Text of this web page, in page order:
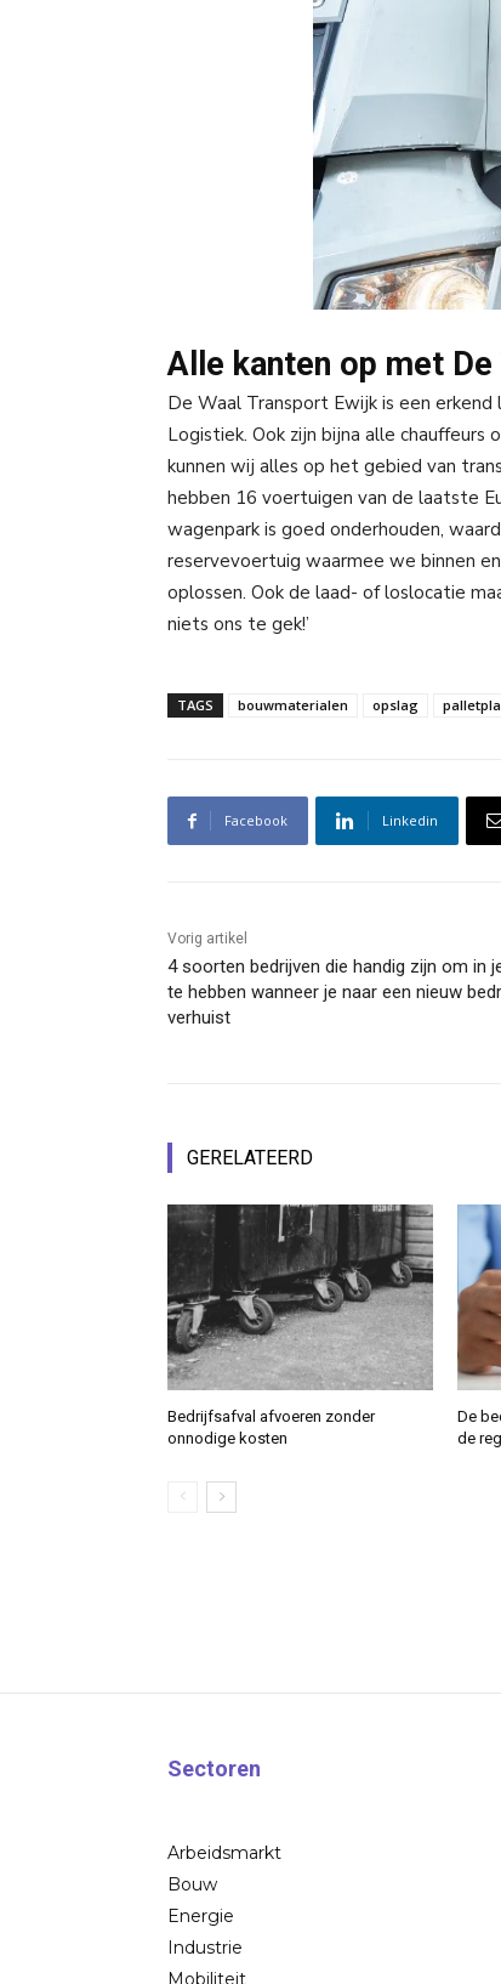
Alle kanten op met
De Waal Transport Ewijk is een
Logistiek. Ook zijn bijna alle
kunnen wij alles op het gebied van
hebben 16 voertuigen van de laatste
wagenpark is goed onderhouden,
reservevoertuig waarmee we binnen
oplossen. Ook de laad- of loslocatie
niets ons te gek!’
TAGS bouwmaterialen opslag
Facebook Linkedin
Vorig artikel
4 soorten bedrijven die handig zijn om in
te hebben wanneer je naar een nieuw
verhuist
GERELATEERD
Bedrijfsafval afvoeren zonder
onnodige kosten
De
de
Sectoren
Arbeidsmarkt
Bouw
Energie
Industrie